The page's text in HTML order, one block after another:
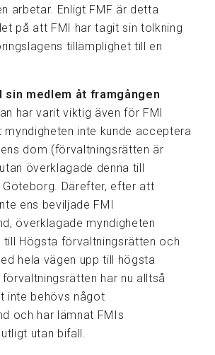
arbetar. Enligt FMF är detta
på att FMI har tagit sin tolkning
tillämplighet till en
sin medlem åt framgången
har varit viktig även för FMI
inte kunde acceptera
dom (förvaltningsrätten är
överklagade denna till
Därefter, efter att
ens beviljade FMI
överklagade myndigheten
till Högsta förvaltningsrätten och
hela vägen upp till högsta
har nu alltså
inte behövs något
och har lämnat FMIs
utan bifall.